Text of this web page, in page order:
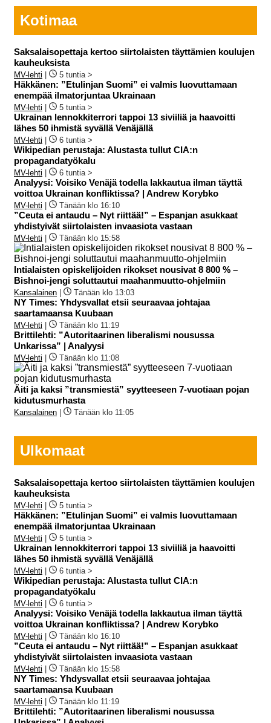
Kotimaa
Saksalaisopettaja kertoo siirtolaisten täyttämien koulujen
kauheuksista
MV-lehti 5 tuntia >
Häkkänen: ”Etulinjan Suomi” ei valmis luovuttamaan
enempää ilmatorjuntaa Ukrainaan
MV-lehti 5 tuntia >
Ukrainan lennokkiterrori tappoi 13 siviiliä ja haavoitti
lähes 50 ihmistä syvällä Venäjällä
MV-lehti 6 tuntia >
Wikipedian perustaja: Alustasta tullut CIA:n
propagandatyökalu
MV-lehti 6 tuntia >
Analyysi: Voisiko Venäjä todella lakkautua ilman täyttä
voittoa Ukrainan konfliktissa? | Andrew Korybko
MV-lehti Tänään klo 16:10
”Ceuta ei antaudu – Nyt riittää!” – Espanjan asukkaat
yhdistyivät siirtolaisten invaasiota vastaan
MV-lehti Tänään klo 15:58
Intialaisten opiskelijoiden rikokset nousivat 8 800 % –
Bishnoi-jengi soluttautui maahanmuutto-ohjelmiin
Kansalainen Tänään klo 13:03
NY Times: Yhdysvallat etsii seuraavaa johtajaa
saartamaansa Kuubaan
MV-lehti Tänään klo 11:19
Brittilehti: ”Autoritaarinen liberalismi nousussa
Unkarissa” | Analyysi
MV-lehti Tänään klo 11:08
Äiti ja kaksi ”transmiestä” syytteeseen 7‑vuotiaan pojan
kidutusmurhasta
Kansalainen Tänään klo 11:05
Ulkomaat
Saksalaisopettaja kertoo siirtolaisten täyttämien koulujen
kauheuksista
MV-lehti 5 tuntia >
Häkkänen: ”Etulinjan Suomi” ei valmis luovuttamaan
enempää ilmatorjuntaa Ukrainaan
MV-lehti 5 tuntia >
Ukrainan lennokkiterrori tappoi 13 siviiliä ja haavoitti
lähes 50 ihmistä syvällä Venäjällä
MV-lehti 6 tuntia >
Wikipedian perustaja: Alustasta tullut CIA:n
propagandatyökalu
MV-lehti 6 tuntia >
Analyysi: Voisiko Venäjä todella lakkautua ilman täyttä
voittoa Ukrainan konfliktissa? | Andrew Korybko
MV-lehti Tänään klo 16:10
”Ceuta ei antaudu – Nyt riittää!” – Espanjan asukkaat
yhdistyivät siirtolaisten invaasiota vastaan
MV-lehti Tänään klo 15:58
NY Times: Yhdysvallat etsii seuraavaa johtajaa
saartamaansa Kuubaan
MV-lehti Tänään klo 11:19
Brittilehti: ”Autoritaarinen liberalismi nousussa